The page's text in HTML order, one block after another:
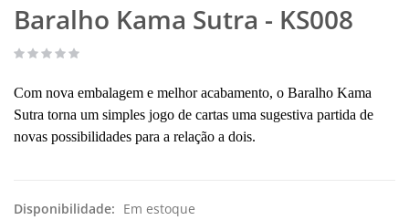
Baralho Kama Sutra - KS008
Com nova embalagem e melhor acabamento, o Baralho Kama
Sutra torna um simples jogo de cartas uma sugestiva partida de
novas possibilidades para a relação a dois.
Disponibilidade: Em estoque